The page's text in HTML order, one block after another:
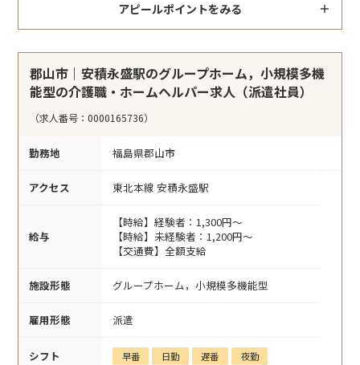
アピールポイントをみる
郡山市｜安積永盛駅のグループホーム，小規模多機
能型の介護職・ホームヘルパー求人（派遣社員）
（求人番号：0000165736）
勤務地 福島県郡山市
アクセス 東北本線 安積永盛駅
給与
【時給】経験者：1,300円～
【時給】未経験者：1,200円～
【交通費】全額支給
施設形態 グループホーム，小規模多機能型
雇用形態 派遣
シフト 早番 日勤 遅番 夜勤